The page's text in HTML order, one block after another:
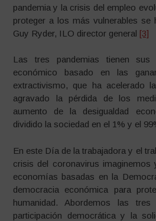
pandemia y la crisis del empleo
proteger a los más vulnerables se
Guy Ryder, ILO director general [3]
Las tres pandemias tienen
económico basado en las
extractivismo, que ha acelerado
agravado la pérdida de los
aumento de la desigualdad
dividido la sociedad en el 1% y el
En este Día de la trabajadora y el
crisis del coronavirus imaginemos
economías basadas en la
democracia económica para
humanidad. Abordemos las
participación democrática y la